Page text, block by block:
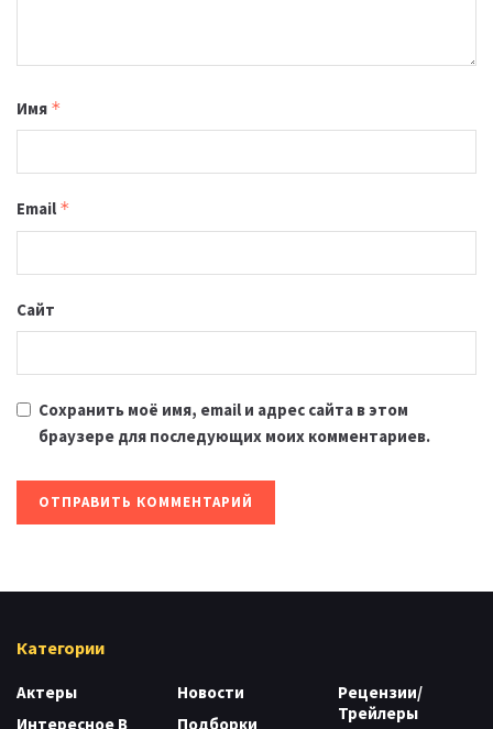
Имя *
Email *
Сайт
Сохранить моё имя, email и адрес сайта в этом
браузере для последующих моих комментариев.
Категории
Актеры
Интересное В
Новости
Подборки
Рецензии/
Трейлеры